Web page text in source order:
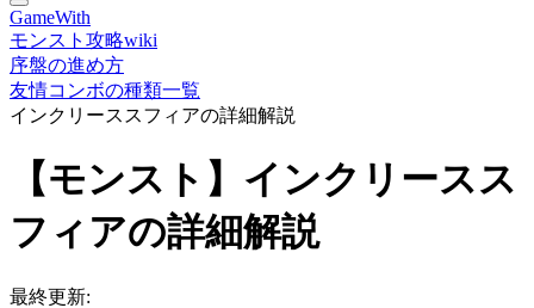
GameWith
モンスト攻略wiki
序盤の進め方
友情コンボの種類一覧
インクリーススフィアの詳細解説
【モンスト】インクリースス
フィアの詳細解説
最終更新: